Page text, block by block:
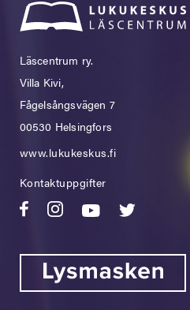
Läscentrum ry.
Villa Kivi,
Fågelsångsvägen 7
00530 Helsingfors
www.lukukeskus.fi
Kontaktuppgifter